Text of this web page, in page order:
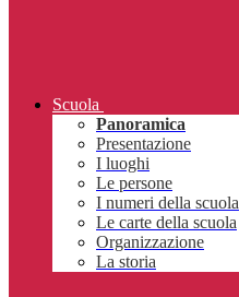
Scuola
Panoramica
Presentazione
I luoghi
Le persone
I numeri della scuola
Le carte della scuola
Organizzazione
La storia